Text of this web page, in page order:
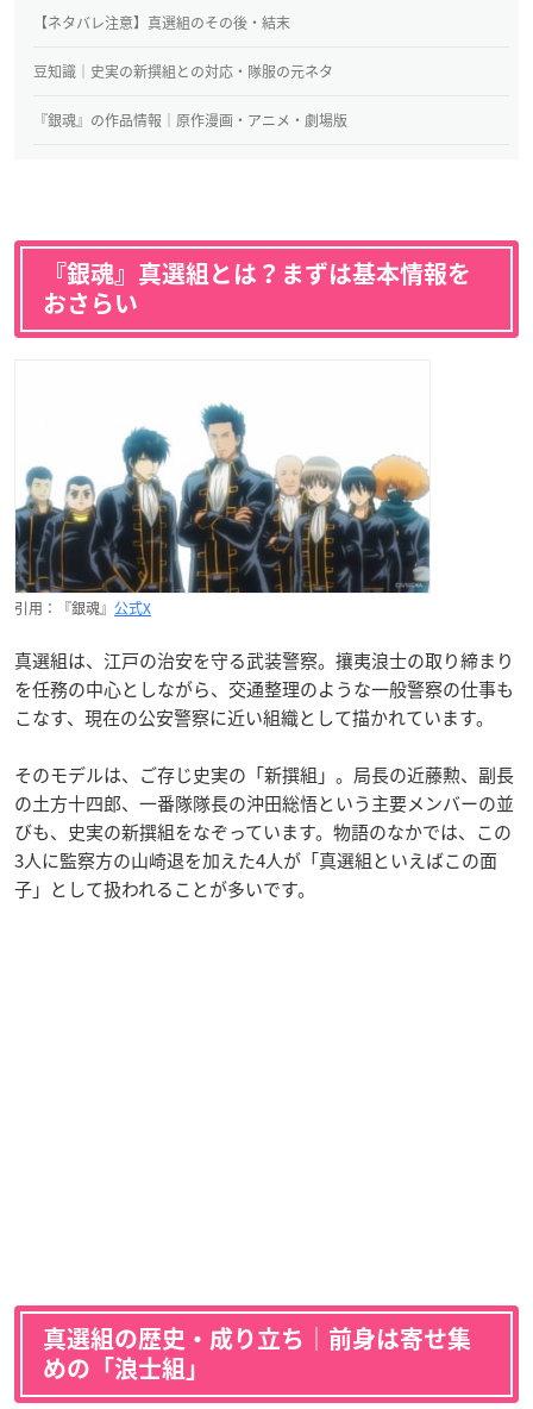
【ネタバレ注意】真選組のその後・結末
豆知識｜史実の新撰組との対応・隊服の元ネタ
『銀魂』の作品情報｜原作漫画・アニメ・劇場版
『銀魂』真選組とは？まずは基本情報を
おさらい
引用：『銀魂』 公式X
真選組は、江戸の治安を守る武装警察。攘夷浪士の取り締まり
を任務の中心としながら、交通整理のような一般警察の仕事も
こなす、現在の公安警察に近い組織として描かれています。
そのモデルは、ご存じ史実の「新撰組」。局長の近藤勲、副長
の土方十四郎、一番隊隊長の沖田総悟という主要メンバーの並
びも、史実の新撰組をなぞっています。物語のなかでは、この
3人に監察方の山崎退を加えた4人が「真選組といえばこの面
子」として扱われることが多いです。
真選組の歴史・成り立ち｜前身は寄せ集
めの「浪士組」